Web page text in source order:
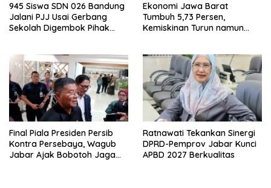
945 Siswa SDN 026 Bandung
Jalani PJJ Usai Gerbang
Sekolah Digembok Pihak
Ekonomi Jawa Barat
Tumbuh 5,73 Persen,
Kemiskinan Turun namun
Final Piala Presiden Persib
Kontra Persebaya, Wagub
Jabar Ajak Bobotoh Jaga
Ratnawati Tekankan Sinergi
DPRD-Pemprov Jabar Kunci
APBD 2027 Berkualitas